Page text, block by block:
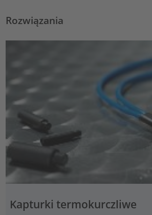
Rozwiązania
Kapturki termokurczliwe